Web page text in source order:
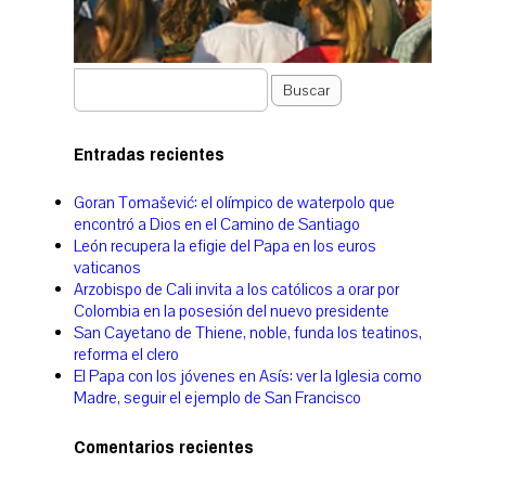
Buscar
Entradas recientes
Goran Tomašević: el olímpico de waterpolo que
encontró a Dios en el Camino de Santiago
León recupera la efigie del Papa en los euros
vaticanos
Arzobispo de Cali invita a los católicos a orar por
Colombia en la posesión del nuevo presidente
San Cayetano de Thiene, noble, funda los teatinos,
reforma el clero
El Papa con los jóvenes en Asís: ver la Iglesia como
Madre, seguir el ejemplo de San Francisco
Comentarios recientes